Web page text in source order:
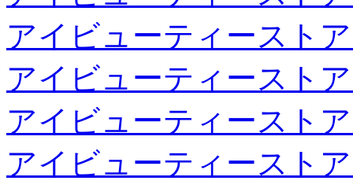
アイビューティースト
アイビューティースト
アイビューティースト
アイビューティースト